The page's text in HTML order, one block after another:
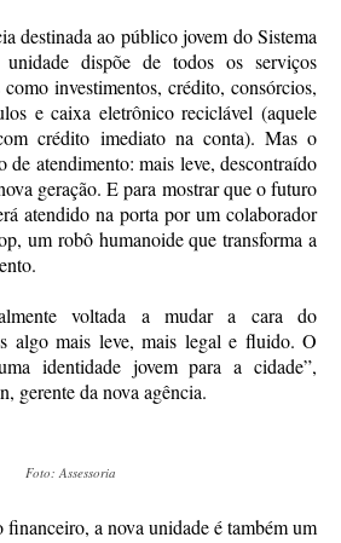
destinada ao público jovem do Sistema
dispõe de todos os serviços
investimentos, crédito, consórcios,
e caixa eletrônico reciclável (aquele
crédito imediato na conta). Mas o
de atendimento: mais leve, descontraído
geração. E para mostrar que o futuro
atendido na porta por um colaborador
um robô humanoide que transforma a
voltada a mudar a cara do
algo mais leve, mais legal e fluido. O
identidade jovem para a cidade”,
gerente da nova agência.
Foto: Assessoria
financeiro, a nova unidade é também um